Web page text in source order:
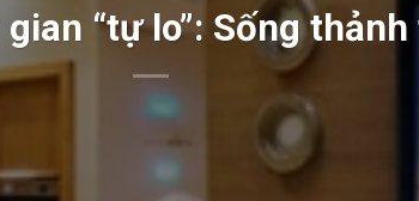
“tự lo”: Sống